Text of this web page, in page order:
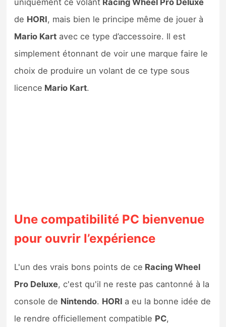
de HORI, mais bien le principe même de jouer à
Mario Kart avec ce type d’accessoire. Il est
simplement étonnant de voir une marque faire le
choix de produire un volant de ce type sous
licence Mario Kart.
Une compatibilité PC bienvenue
pour ouvrir l’expérience
L'un des vrais bons points de ce Racing Wheel
Pro Deluxe, c'est qu'il ne reste pas cantonné à la
console de Nintendo. HORI a eu la bonne idée de
le rendre officiellement compatible PC,